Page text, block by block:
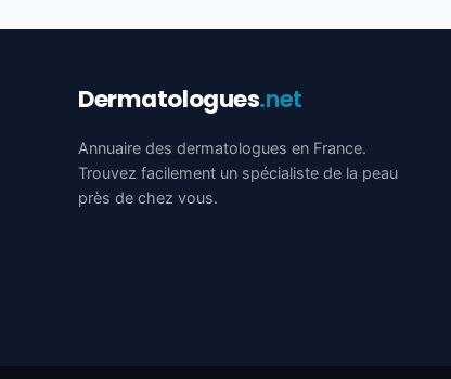
Dermatologues.net
Annuaire des dermatologues en France.
Trouvez facilement un spécialiste de la peau
près de chez vous.